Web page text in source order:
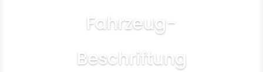
Fahrzeug-
Beschriftung